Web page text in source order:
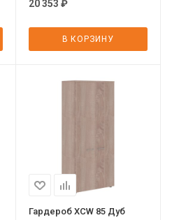
20 353 ₽
В КОРЗИНУ
Гардероб XCW 85 Дуб